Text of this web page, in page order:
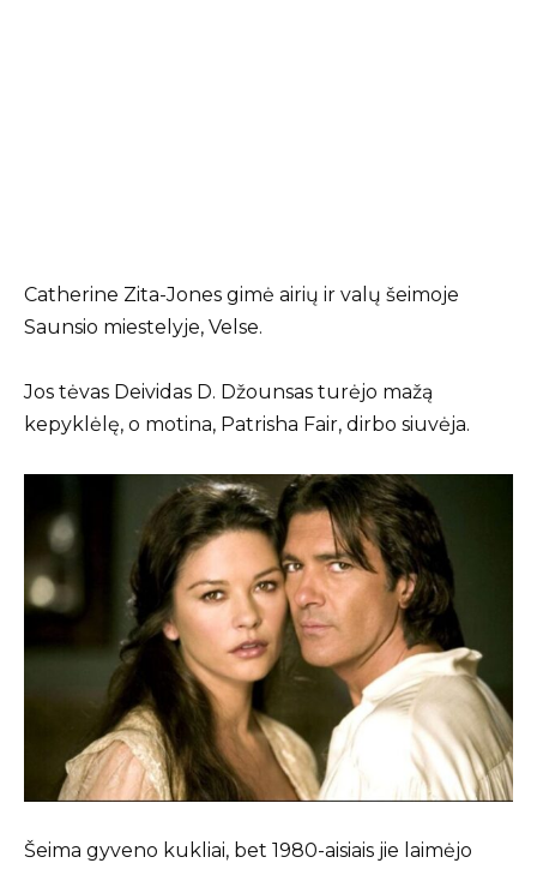
Catherine Zita-Jones gimė airių ir valų šeimoje
Saunsio miestelyje, Velse.
Jos tėvas Deividas D. Džounsas turėjo mažą
kepyklėlę, o motina, Patrisha Fair, dirbo siuvėja.
Šeima gyveno kukliai, bet 1980-aisiais jie laimėjo